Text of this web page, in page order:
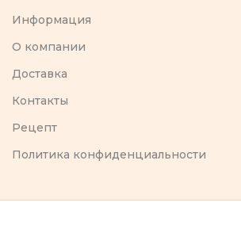
Информация
O компании
Доставка
Контакты
Рецепт
Политика конфиденциальности